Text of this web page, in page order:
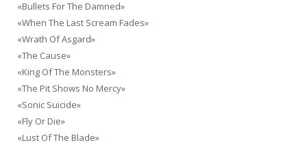
«Bullets For The Damned»
«When The Last Scream Fades»
«Wrath Of Asgard»
«The Cause»
«King Of The Monsters»
«The Pit Shows No Mercy»
«Sonic Suicide»
«Fly Or Die»
«Lust Of The Blade»